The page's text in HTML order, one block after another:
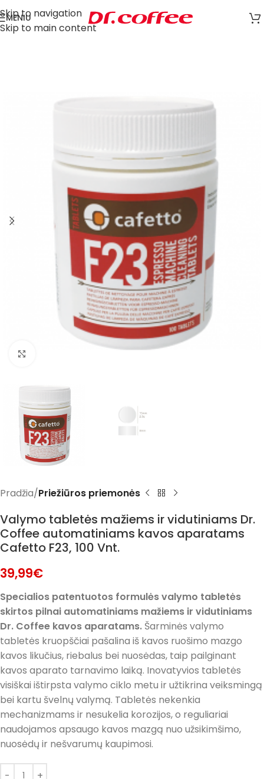
Skip to navigation
Skip to main content
MENIU
Spustelėkite norėdami padidinti
Pradžia Priežiūros priemonės
Valymo tabletės mažiems ir vidutiniams Dr.
Coffee automatiniams kavos aparatams
Cafetto F23, 100 Vnt.
39,99€
Specialios patentuotos formulės valymo tabletės
skirtos pilnai automatiniams mažiems ir vidutiniams
Dr. Coffee kavos aparatams. Šarminės valymo
tabletės kruopščiai pašalina iš kavos ruošimo mazgo
kavos likučius, riebalus bei nuosėdas, taip pailginant
kavos aparato tarnavimo laiką. Inovatyvios tabletės
visiškai ištirpsta valymo ciklo metu ir užtikrina veiksmingą
bei kartu švelnų valymą. Tabletės nekenkia
mechanizmams ir nesukelia korozijos, o reguliariai
naudojamos apsaugo kavos mazgą nuo užsikimšimo,
nuosėdų ir nešvarumų kaupimosi.